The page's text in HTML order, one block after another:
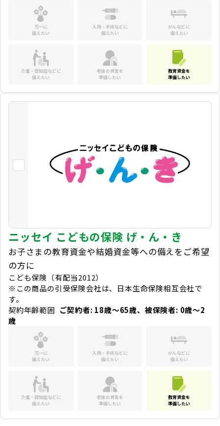
万一に
備えたい
入院・手術などに
備えたい
がんなどに
備えたい
介護・認知症などに
備えたい
老後の資金を
準備したい
教育資金を
準備したい
ニッセイ こどもの保険 げ・ん・き
お子さまの教育資金や結婚資金等への備えをご希望
の方に
こども保険（有配当2012）
※この商品の引受保険会社は、日本生命保険相互会社で
す。
契約年齢範囲 ご契約者: 18歳～65歳、被保険者: 0歳～2
歳
万一に
備えたい
入院・手術などに
備えたい
がんなどに
備えたい
介護・認知症などに
備えたい
老後の資金を
準備したい
教育資金を
準備したい